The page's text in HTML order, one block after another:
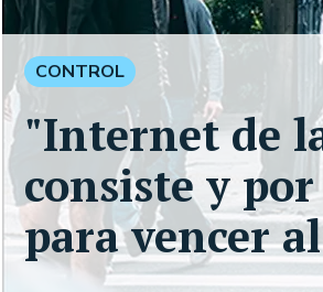
CONTROL
"Internet de
consiste y
para vencer